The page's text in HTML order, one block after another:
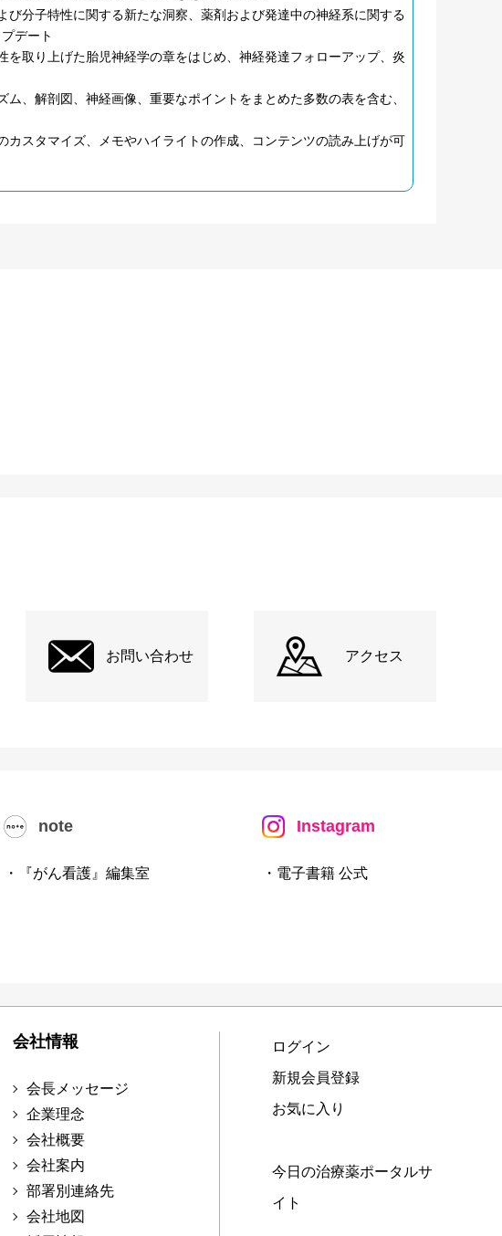
分子特性に関する新たな洞察、薬剤および発達中の神経系に関する
デート
取り上げた胎児神経学の章をはじめ、神経発達フォローアップ、炎
、解剖図、神経画像、重要なポイントをまとめた多数の表を含む、
スタマイズ、メモやハイライトの作成、コンテンツの読み上げが可
お問い合わせ アクセス
note
・『がん看護』編集室
Instagram
・電子書籍 公式
会社情報
会長メッセージ
企業理念
会社概要
会社案内
部署別連絡先
会社地図
ログイン
新規会員登録
お気に入り
今日の治療薬ポータルサ
イト